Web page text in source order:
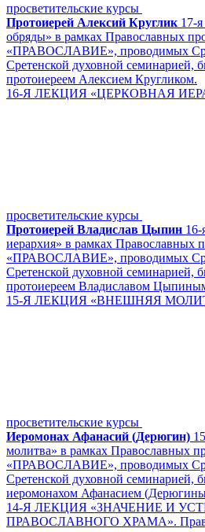
просветительские курсы
Протоиерей Алексий Круглик 17-
обряды» в рамках Православных
«ПРАВОСЛАВИЕ», проводимых
Сретенской духовной семинарией,
протоиереем Алексием Кругликом.
16-Я ЛЕКЦИЯ «ЦЕРКОВНАЯ
просветительские курсы
Протоиерей Владислав Цыпин 16-
иерархия» в рамках Православных
«ПРАВОСЛАВИЕ», проводимых
Сретенской духовной семинарией,
протоиереем Владиславом
15-Я ЛЕКЦИЯ «ВНЕШНЯЯ
просветительские курсы
Иеромонах Афанасий (Дерюгин)
молитва» в рамках Православных
«ПРАВОСЛАВИЕ», проводимых
Сретенской духовной семинарией,
иеромонахом Афанасием
14-Я ЛЕКЦИЯ «ЗНАЧЕНИЕ И
ПРАВОСЛАВНОГО ХРАМА».